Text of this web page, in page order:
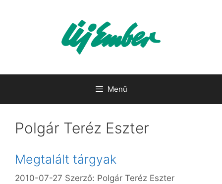
Menü
Polgár Teréz Eszter
Megtalált tárgyak
2010-07-27 Szerző: Polgár Teréz Eszter